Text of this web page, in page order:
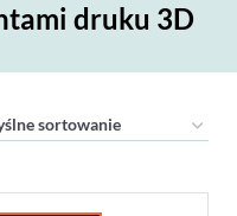
druku 3D